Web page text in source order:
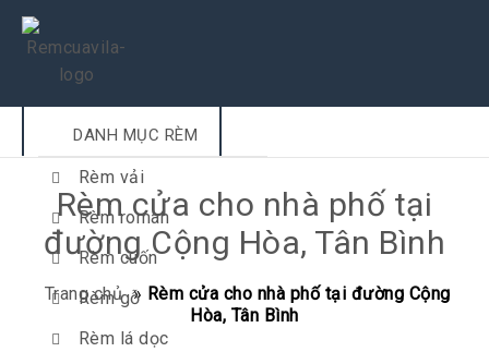
DANH MỤC RÈM
Rèm vải
Rèm roman
Rèm cuốn
Rèm gỗ
Rèm lá dọc
Rèm cửa cho nhà phố tại
đường Cộng Hòa, Tân Bình
Trang chủ » Rèm cửa cho nhà phố tại đường Cộng
Hòa, Tân Bình